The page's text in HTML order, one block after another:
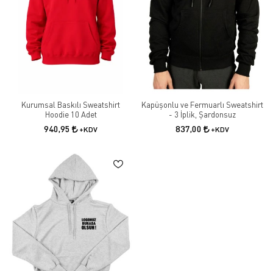
tasarımlardan göz alıcı modellere kadar geniş ürün yelpazemizle tarzınızı
yansıtın. Kapüşonlu sweatshirt'ler, zamansız tasarımlarıyla dolabınızın
vazgeçilmez bir parçası olmaya aday!
Şık görünümü ve rahatlığı ile sweatshirt modelleri her geçen gün daha da
çok kişi tarafından tercih ediliyor. Soğuk havaların yanı sıra geçiş
mevsimlerinde de mevsimlik kıyafet olarak kullanabilen sweatshirtler,
farklı birçok modelde üretiliyor. Kapüşonlu, kapüşonsuz, polo yaka ya da
bulunuyor.
Sweatshirt modelleri arasında en çok tercih edilenlerden biri de
kıyafet seçenekleri arasında yer alıyor. Okullarda okul kıyafeti olarak,
firmalarda iş kıyafeti ya da promosyon ürünü olarak, üniversite
etkinliklerinde hatıra olarak ya da okul kıyafeti olarak sıkça tercih
Farklı kullanım amaçlarıyla birçok sektör toptan logo baskılı kapüşonlu
sweatshirt alımına ihtiyaç duyabiliyor.ekibi olarak toptan logo baskılı
kapüşonlu sweatshirt ihtiyacınızı gidermek için üretim yapıyoruz. Kadın ve
erkek kullanımına uygun olarak ürettiğimiz toptan logo baskılı kapüşonlu
sweatshirt siparişlerinizde farklı renk seçenekleri ve detaylı fiyat bilgisi
Kurumsal Baskılı Sweatshirt
Hoodie 10 Adet
940,95 +KDV
Kapüşonlu ve Fermuarlı Sweatshirt
- 3 İplik, Şardonsuz
837,00 +KDV